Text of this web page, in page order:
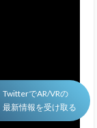
TwitterでAR/VRの
最新情報を受け取る